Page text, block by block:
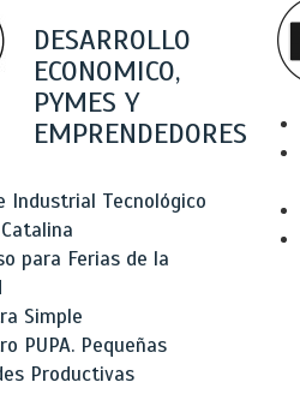
DESARROLLO
ECONOMICO,
PYMES Y
EMPRENDEDORES
Industrial Tecnológico
para Ferias de la
Simple
PUPA. Pequeñas
Productivas